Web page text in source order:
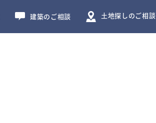
建築のご相談 土地探しのご相談